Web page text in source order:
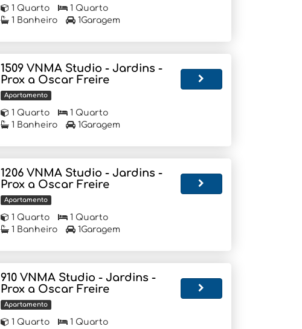
1 Quarto
1 Quarto
1 Banheiro
1Garagem
1509 VNMA Studio - Jardins -
Prox a Oscar Freire
Apartamento
1 Quarto
1 Quarto
1 Banheiro
1Garagem
1206 VNMA Studio - Jardins -
Prox a Oscar Freire
Apartamento
1 Quarto
1 Quarto
1 Banheiro
1Garagem
910 VNMA Studio - Jardins -
Prox a Oscar Freire
Apartamento
1 Quarto
1 Quarto